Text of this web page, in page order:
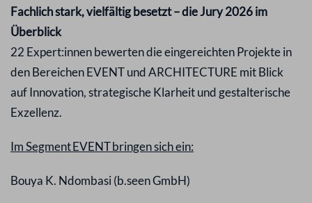
Fachlich stark, vielfältig besetzt – die Jury 2026 im
Überblick
22 Expert:innen bewerten die eingereichten Projekte in
den Bereichen EVENT und ARCHITECTURE mit Blick
auf Innovation, strategische Klarheit und gestalterische
Exzellenz.
Im Segment EVENT bringen sich ein:
Bouya K. Ndombasi (b.seen GmbH)